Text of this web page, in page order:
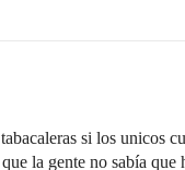
si los unicos
la gente no sabía que